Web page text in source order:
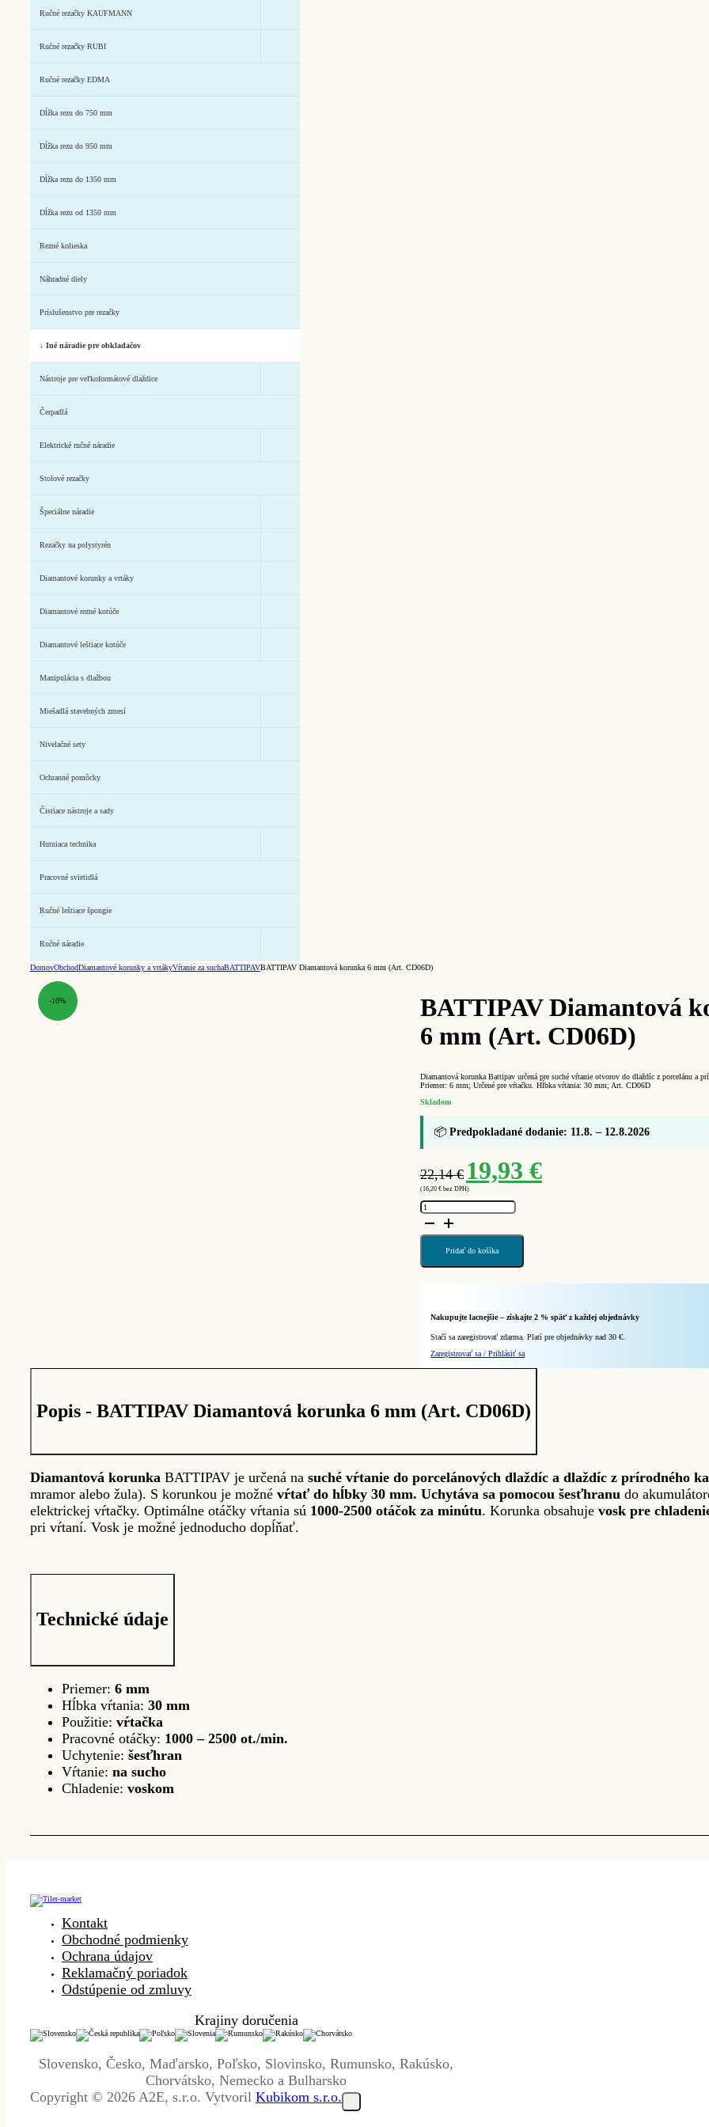
Ručné rezačky KAUFMANN
Ručné rezačky RUBI
Ručné rezačky EDMA
Dĺžka rezu do 750 mm
Dĺžka rezu do 950 mm
Dĺžka rezu do 1350 mm
Dĺžka rezu od 1350 mm
Rezné kolieska
Náhradné diely
Príslušenstvo pre rezačky
↓ Iné náradie pre obkladačov
Nástroje pre veľkoformátové dlaždice
Čerpadlá
Elektrické ručné náradie
Stolové rezačky
Špeciálne náradie
Rezačky na polystyrén
Diamantové korunky a vrtáky
Diamantové rezné kotúče
Diamantové leštiace kotúče
Manipulácia s dlažbou
Miešadlá stavebných zmesí
Nivelačné sety
Ochranné pomôcky
Čistiace nástroje a sady
Hutniaca technika
Pracovné svietidlá
Ručné leštiace špongie
Ručné náradie
DomovObchodDiamantové korunky a vrtákyVŕtanie za suchaBATTIPAVBATTIPAV Diamantová korunka 6 mm (Art. CD06D)
-10%
BATTIPAV Diamantová
6 mm (Art. CD06D)
Diamantová korunka Battipav určená pre suché vŕtanie otvorov do dlaždíc z porcelánu a
Priemer: 6 mm; Určené pre vŕtačku. Hĺbka vŕtania: 30 mm; Art. CD06D
Skladom
📦 Predpokladané dodanie: 11.8. – 12.8.2026
22,14€
Pôvodná
cena
bola:
22,14 €.
19,93 €Aktuálna
cena
(16,20 €bez DPH)
množstvo
BATTIPAV
Diamantová
6
CD06D)
Pridať do košíka
Nakupujte lacnejšie – získajte 2 % späť z každej objednávky
Stačí sa zaregistrovať zdarma. Platí pre objednávky nad 30 €.
Zaregistrovať sa / Prihlásiť sa
Popis - BATTIPAV Diamantová korunka 6 mm (Art. CD06D)
Diamantová korunka BATTIPAV je určená na suché vŕtanie do porcelánových dlaždíc a dlaždíc z prírodného
mramor alebo žula). S korunkou je možné vŕtať do hĺbky 30 mm. Uchytáva sa pomocou šesťhranu do
elektrickej vŕtačky. Optimálne otáčky vŕtania sú 1000-2500 otáčok za minútu. Korunka obsahuje vosk pre
pri vŕtaní. Vosk je možné jednoducho dopĺňať.
Technické údaje
Priemer: 6 mm
Hĺbka vŕtania: 30 mm
Použitie: vŕtačka
Pracovné otáčky: 1000 – 2500 ot./min.
Uchytenie: šesťhran
Vŕtanie: na sucho
Chladenie: voskom
Kontakt
Obchodné podmienky
Ochrana údajov
Reklamačný poriadok
Odstúpenie od zmluvy
Krajiny doručenia
Slovensko, Česko, Maďarsko, Poľsko, Slovinsko, Rumunsko, Rakúsko,
Chorvátsko, Nemecko a Bulharsko
Copyright © 2026 A2E, s.r.o. Vytvoril Kubikom s.r.o.